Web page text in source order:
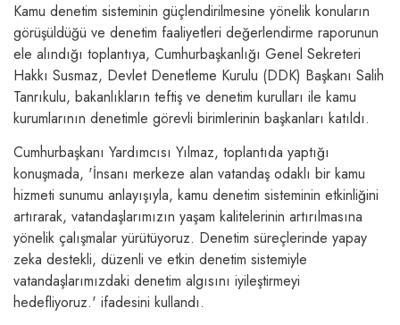
Kamu denetim sisteminin güçlendirilmesine yönelik konuların
görüşüldüğü ve denetim faaliyetleri değerlendirme raporunun
ele alındığı toplantıya, Cumhurbaşkanlığı Genel Sekreteri
Hakkı Susmaz, Devlet Denetleme Kurulu (DDK) Başkanı Salih
Tanrıkulu, bakanlıkların teftiş ve denetim kurulları ile kamu
kurumlarının denetimle görevli birimlerinin başkanları katıldı.
Cumhurbaşkanı Yardımcısı Yılmaz, toplantıda yaptığı
konuşmada, 'İnsanı merkeze alan vatandaş odaklı bir kamu
hizmeti sunumu anlayışıyla, kamu denetim sisteminin etkinliğini
artırarak, vatandaşlarımızın yaşam kalitelerinin artırılmasına
yönelik çalışmalar yürütüyoruz. Denetim süreçlerinde yapay
zeka destekli, düzenli ve etkin denetim sistemiyle
vatandaşlarımızdaki denetim algısını iyileştirmeyi
hedefliyoruz.' ifadesini kullandı.